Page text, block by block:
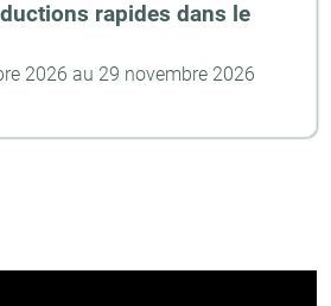
rapides dans le
2026 au 29 novembre 2026